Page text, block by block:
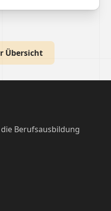
Übersicht
Berufsausbildung